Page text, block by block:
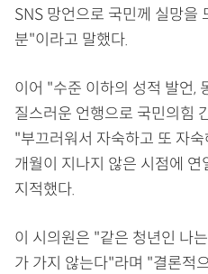
SNS 망언으로 국민께 실망을
분"이라고 말했다.
이어 "수준 이하의 성적 발언,
질스러운 언행으로 국민의힘
"부끄러워서 자숙하고 또 자
개월이 지나지 않은 시점에
지적했다.
이 시의원은 "같은 청년인 나
가 가지 않는다"라며 "결론적